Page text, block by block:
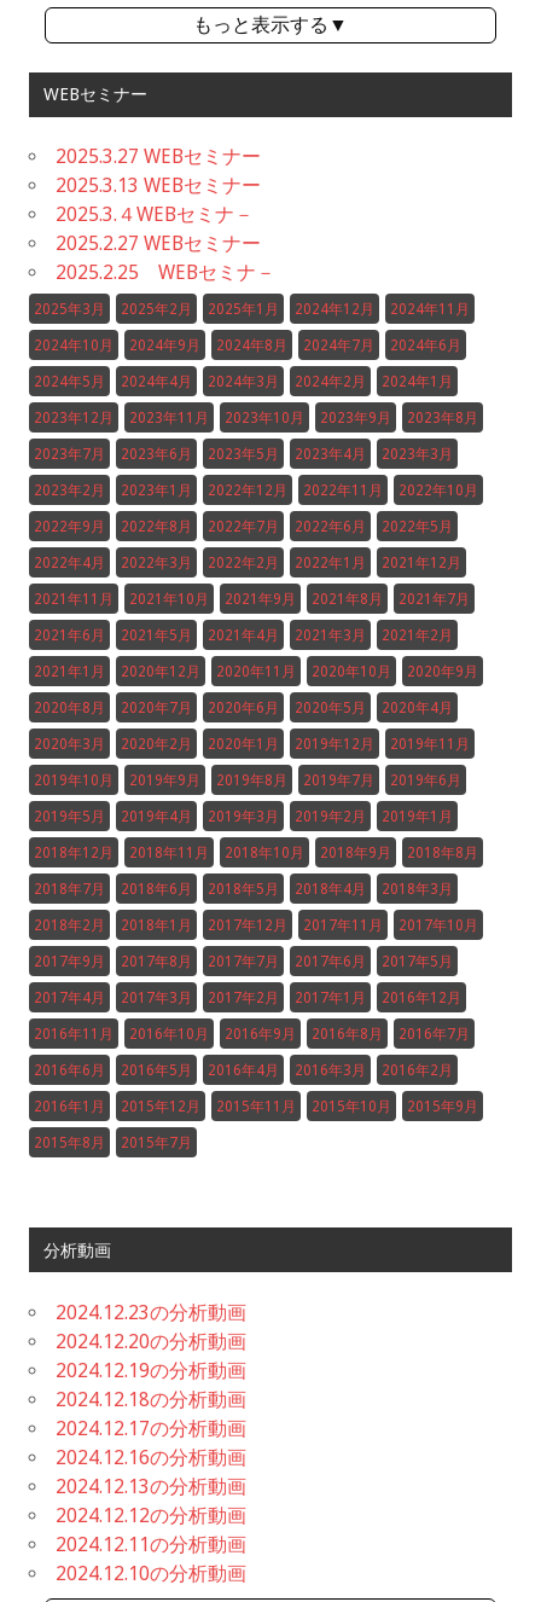
もっと表示する▼
WEBセミナー
2025.3.27 WEBセミナー
2025.3.13 WEBセミナー
2025.3.４WEBセミナ－
2025.2.27 WEBセミナー
2025.2.25 WEBセミナ－
2025年3月 2025年2月 2025年1月 2024年12月 2024年11月
2024年10月 2024年9月 2024年8月 2024年7月 2024年6月
2024年5月 2024年4月 2024年3月 2024年2月 2024年1月
2023年12月 2023年11月 2023年10月 2023年9月 2023年8月
2023年7月 2023年6月 2023年5月 2023年4月 2023年3月
2023年2月 2023年1月 2022年12月 2022年11月 2022年10月
2022年9月 2022年8月 2022年7月 2022年6月 2022年5月
2022年4月 2022年3月 2022年2月 2022年1月 2021年12月
2021年11月 2021年10月 2021年9月 2021年8月 2021年7月
2021年6月 2021年5月 2021年4月 2021年3月 2021年2月
2021年1月 2020年12月 2020年11月 2020年10月 2020年9月
2020年8月 2020年7月 2020年6月 2020年5月 2020年4月
2020年3月 2020年2月 2020年1月 2019年12月 2019年11月
2019年10月 2019年9月 2019年8月 2019年7月 2019年6月
2019年5月 2019年4月 2019年3月 2019年2月 2019年1月
2018年12月 2018年11月 2018年10月 2018年9月 2018年8月
2018年7月 2018年6月 2018年5月 2018年4月 2018年3月
2018年2月 2018年1月 2017年12月 2017年11月 2017年10月
2017年9月 2017年8月 2017年7月 2017年6月 2017年5月
2017年4月 2017年3月 2017年2月 2017年1月 2016年12月
2016年11月 2016年10月 2016年9月 2016年8月 2016年7月
2016年6月 2016年5月 2016年4月 2016年3月 2016年2月
2016年1月 2015年12月 2015年11月 2015年10月 2015年9月
2015年8月 2015年7月
分析動画
2024.12.23の分析動画
2024.12.20の分析動画
2024.12.19の分析動画
2024.12.18の分析動画
2024.12.17の分析動画
2024.12.16の分析動画
2024.12.13の分析動画
2024.12.12の分析動画
2024.12.11の分析動画
2024.12.10の分析動画